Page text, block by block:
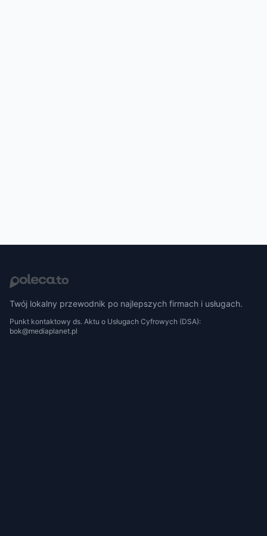
Twój lokalny przewodnik po najlepszych firmach i usługach.
Punkt kontaktowy ds. Aktu o Usługach Cyfrowych (DSA):
bok@mediaplanet.pl